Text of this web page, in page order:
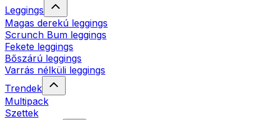
Leggings
Magas derekú leggings
Scrunch Bum leggings
Fekete leggings
Bőszárú leggings
Varrás nélküli leggings
Trendek
Multipack
Szettek